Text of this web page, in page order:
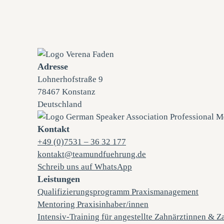
Adresse
Lohnerhofstraße 9
78467 Konstanz
Deutschland
Kontakt
+49 (0)7531 – 36 32 177
kontakt@teamundfuehrung.de
Schreib uns auf WhatsApp
Leistungen
Qualifizierungsprogramm Praxismanagement
Mentoring Praxisinhaber/innen
Intensiv-Training für angestellte Zahnärztinnen &